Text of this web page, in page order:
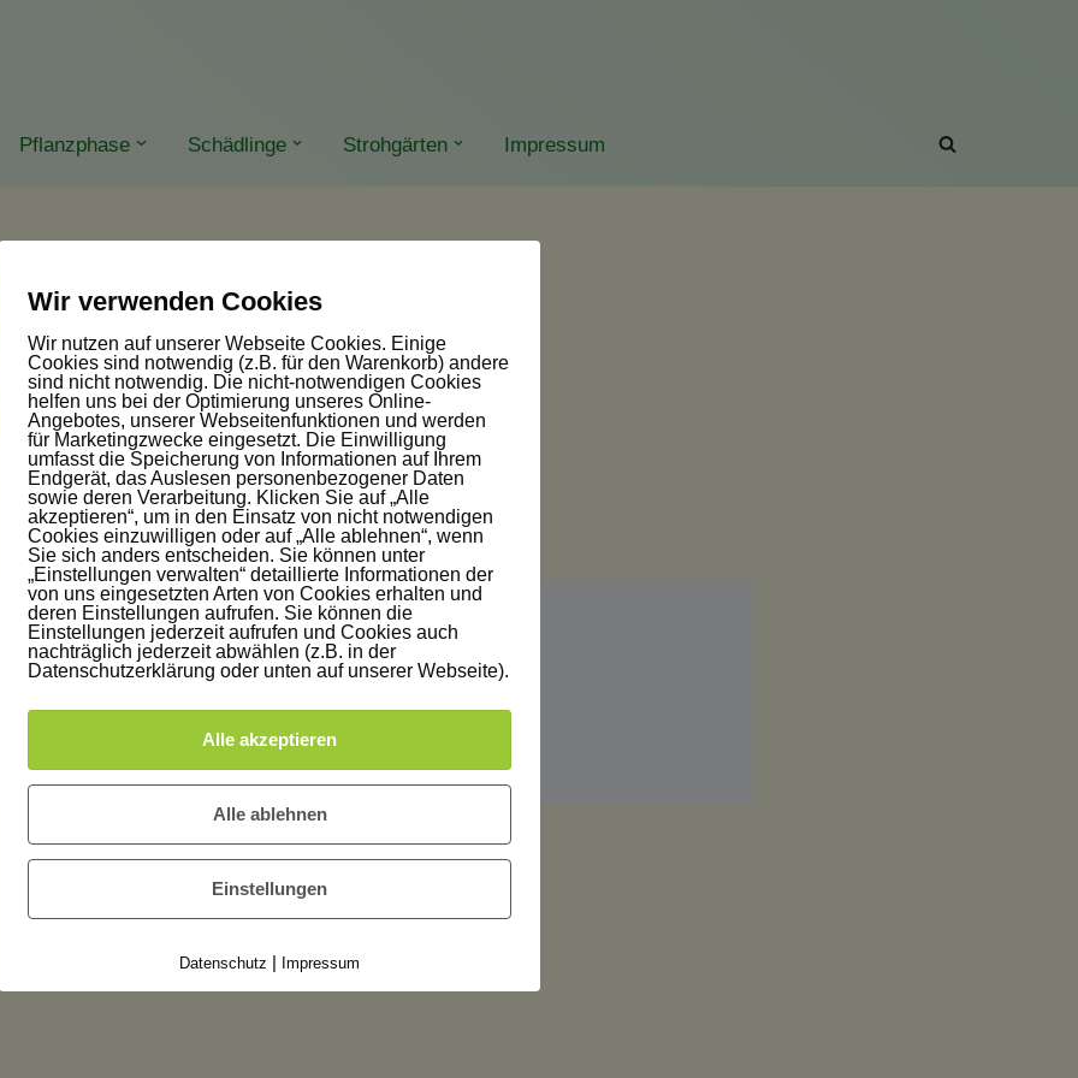
Pflanzphase Schädlinge Strohgärten Impressum
Kommentar
Wir verwenden Cookies
Wir nutzen auf unserer Webseite Cookies. Einige
Cookies sind notwendig (z.B. für den Warenkorb) andere
sind nicht notwendig. Die nicht-notwendigen Cookies
helfen uns bei der Optimierung unseres Online-
Angebotes, unserer Webseitenfunktionen und werden
für Marketingzwecke eingesetzt. Die Einwilligung
umfasst die Speicherung von Informationen auf Ihrem
Endgerät, das Auslesen personenbezogener Daten
sowie deren Verarbeitung. Klicken Sie auf „Alle
akzeptieren“, um in den Einsatz von nicht notwendigen
Cookies einzuwilligen oder auf „Alle ablehnen“, wenn
Sie sich anders entscheiden. Sie können unter
„Einstellungen verwalten“ detaillierte Informationen der
von uns eingesetzten Arten von Cookies erhalten und
deren Einstellungen aufrufen. Sie können die
Einstellungen jederzeit aufrufen und Cookies auch
nachträglich jederzeit abwählen (z.B. in der
Datenschutzerklärung oder unten auf unserer Webseite).
Alle akzeptieren
Alle ablehnen
Einstellungen
Datenschutz | Impressum